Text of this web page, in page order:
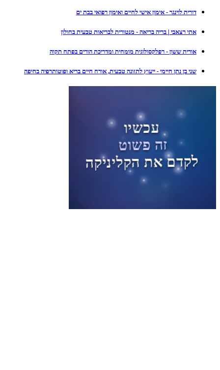
דורית לוינגר - אימון אישי לחיים ואימון רפואי בבת ים
אתי רצאבי | בריה בריאה - מנטורית לבריאות טבעית בחולון
אורית ששון - רפלקסולוגית מומחית ומדריכת הורים בפתח תקוה
שני בן נתן חיימי - ייעוץ לתזונה טבעית, אורח חיים בריא ופוטותרפיה בחיפה